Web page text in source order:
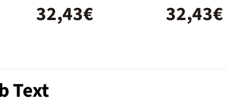
32,43€ 32,43€
Text